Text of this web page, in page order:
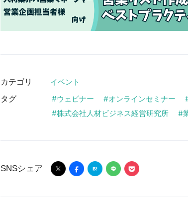
カテゴリ イベント
タグ ウェビナー オンラインセミナー
株式会社人材ビジネス経営研究所
SNSシェア